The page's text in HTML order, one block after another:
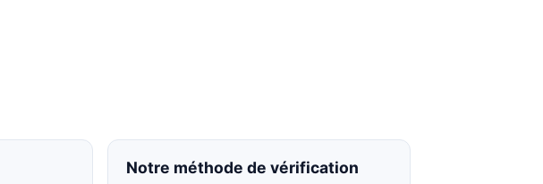
Notre méthode de vérification